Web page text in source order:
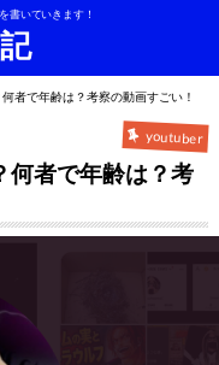
書いていきます！
者で年齢は？考察の動画すごい！
youtuber
何者で年齢は？考